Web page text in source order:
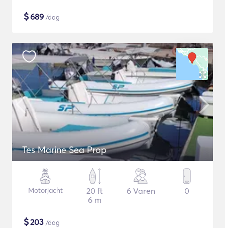
$689 /dag
Tes Marine Sea Prop
Motorjacht
20 ft
6 m
6 Varen 0
$203 /dag